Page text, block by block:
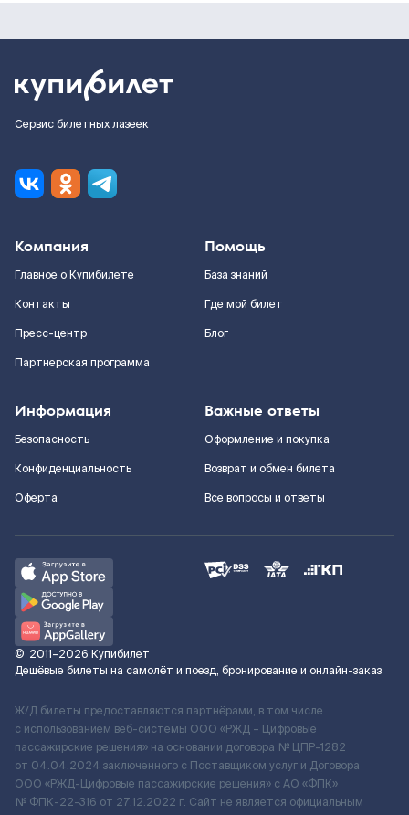
Сервис билетных лазеек
Компания
Главное о Купибилете
Контакты
Пресс-центр
Партнерская программа
Помощь
База знаний
Где мой билет
Блог
Информация
Безопасность
Конфиденциальность
Оферта
Важные ответы
Оформление и покупка
Возврат и обмен билета
Все вопросы и ответы
© 2011–2026 Купибилет
Дешёвые билеты на самолёт и поезд, бронирование и онлайн-заказ
Ж/Д билеты предоставляются партнёрами, в том числе
с использованием веб-системы ООО «РЖД – Цифровые
пассажирские решения» на основании договора № ЦПР-1282
от 04.04.2024 заключенного с Поставщиком услуг и Договора
ООО «РЖД-Цифровые пассажирские решения» c АО «ФПК»
№ ФПК-22-316 от 27.12.2022 г. Сайт не является официальным